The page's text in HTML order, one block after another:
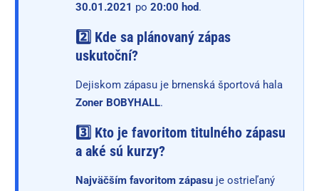
30.01.2021 po 20:00 hod.
2️⃣ Kde sa plánovaný zápas
uskutoční?
Dejiskom zápasu je brnenská športová hala
Zoner BOBYHALL.
3️⃣ Kto je favoritom titulného zápasu
a aké sú kurzy?
Najväčším favoritom zápasu je ostrieľaný